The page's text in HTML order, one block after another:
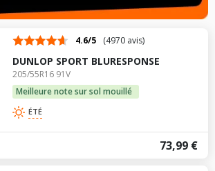
4.6/5 (4970 avis)
DUNLOP SPORT BLURESPONSE
205/55R16 91V
Meilleure note sur sol mouillé
ÉTÉ
73,99 €